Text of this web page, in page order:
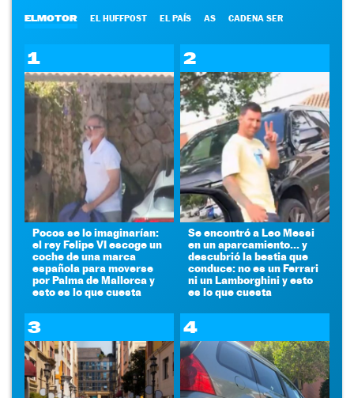
ELMOTOR EL HUFFPOST EL PAÍS AS CADENA SER
1
Pocos se lo imaginarían:
el rey Felipe VI escoge un
coche de una marca
española para moverse
por Palma de Mallorca y
esto es lo que cuesta
2
Se encontró a Leo Messi
en un aparcamiento... y
descubrió la bestia que
conduce: no es un Ferrari
ni un Lamborghini y esto
es lo que cuesta
3 4